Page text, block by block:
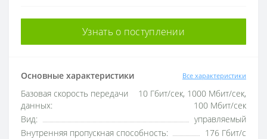
Узнать о поступлении
Основные характеристики Все характеристики
Базовая скорость передачи
данных:
10 Гбит/сек, 1000 Мбит/сек,
100 Мбит/сек
Вид:
управляемый
Внутренняя пропускная способность:
176 Гбит/с